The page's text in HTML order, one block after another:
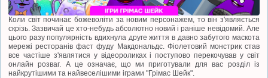
Коли світ починає божеволіти за новим персонажем, то він з'являється
скрізь. Зазвичай це хто-небудь абсолютно новий і раніше невідомий. Але
цього разу популярність вдихнула друге життя в давно забутого маскота
мережі ресторанів фаст фуду Макдональдс. Фіолетовий монстрик став
все частіше з'являтися у відеороликах і поступово перекочував у світ
онлайн розваг. А це означає, що ми приготували для вас розділ із
найкрутішими та найвеселішими іграми "Грімас Шейк".